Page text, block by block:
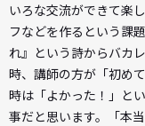
いろな交流ができて楽
フなどを作るという課
れ』という詩からバカ
時、講師の方が「初め
時は「よかった！」と
事だと思います。「本